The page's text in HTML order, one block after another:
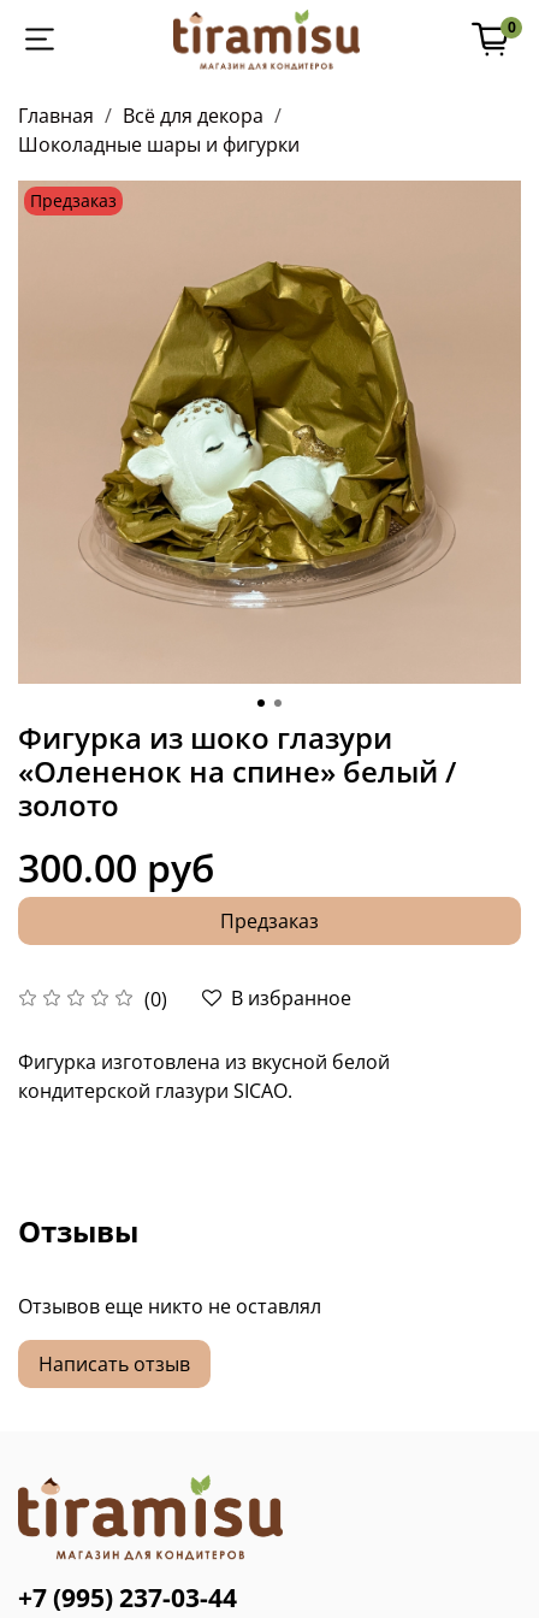
0
Главная
Всё для декора
Шоколадные шары и фигурки
Предзаказ
Фигурка из шоко глазури
«Олененок на спине» белый /
золото
(0) В избранное
300.00 руб
Предзаказ
Фигурка изготовлена из вкусной белой
кондитерской глазури SICAO.
Отзывы
Отзывов еще никто не оставлял
Написать отзыв
+7 (995) 237-03-44